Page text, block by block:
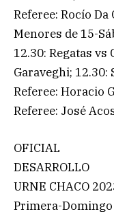
Referee: Rocío Da
Menores de 15-
12.30: Regatas vs
Garaveghi;
Referee: Horacio
Referee: José
OFICIAL
DESARROLLO
URNE CHACO
Primera-Domingo